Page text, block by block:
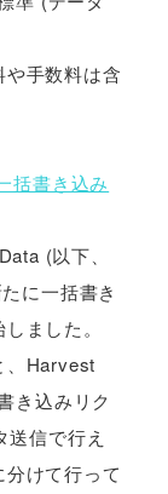
や手数料は含
括書き込み
(以下、
に一括書き
ました。
、Harvest
き込みリク
信で行え
けて行って